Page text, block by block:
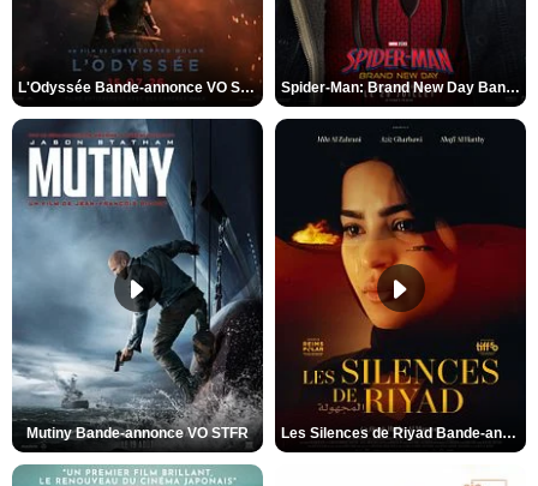
L'Odyssée Bande-annonce VO STFR Spider-Man: Brand New Day Bande-annonce VO STFR
Mutiny Bande-annonce VO STFR Les Silences de Riyad Bande-annonce VO STFR